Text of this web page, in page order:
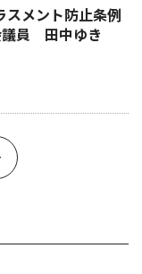
メント防止条例
員 田中ゆき